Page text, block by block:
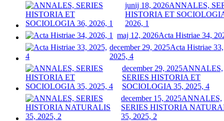
junij 18, 2026ANNALES,
HISTORIA ET
2026, 1
maj 12, 2026Acta Histriae 34,
december 29, 2025Acta Histriae 33,
2025, 4
december 29, 2025ANNALES,
SERIES HISTORIA ET
SOCIOLOGIA 35, 2025, 4
december 15, 2025ANNALES,
SERIES HISTORIA
35, 2025, 2